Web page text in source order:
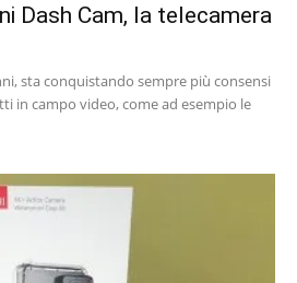
Dash Cam, la telecamera
sta conquistando sempre più consensi
in campo video, come ad esempio le